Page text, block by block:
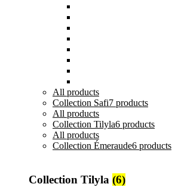
All products
Collection Safi7 products
All products
Collection Tilyla6 products
All products
Collection Émeraude6 products
Collection Tilyla (6)